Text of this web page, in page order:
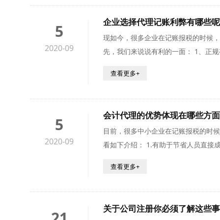
5
2020-09
企业选择代理记账利弊有哪些
现如今，很多企业在记账报税的时候，
先，我们来说说有利的一面： 1、正规有保障：诸位小伙伴们有所不知，但凡是具备代理记账资质的机构，都是经过财政局审核批准、工商登记的代理记账机构，因此比较正
查看更多+
5
2020-09
会计代理的优势体现在哪些方
目前，很多中小企业在记账报税的时
看如下介绍： 1.有助于节省人员直接成本：就目前市场行情来看，招聘一名普通的会计，每月给他们所支付的工资少说需要两三千元，刚毕业的会计也需要一千五左右，会计
税服务。
查看更多+
关于公司注册你必须了解这些